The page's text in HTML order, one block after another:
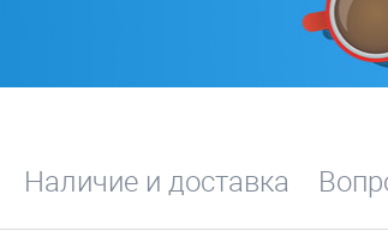
Наличие и доставка